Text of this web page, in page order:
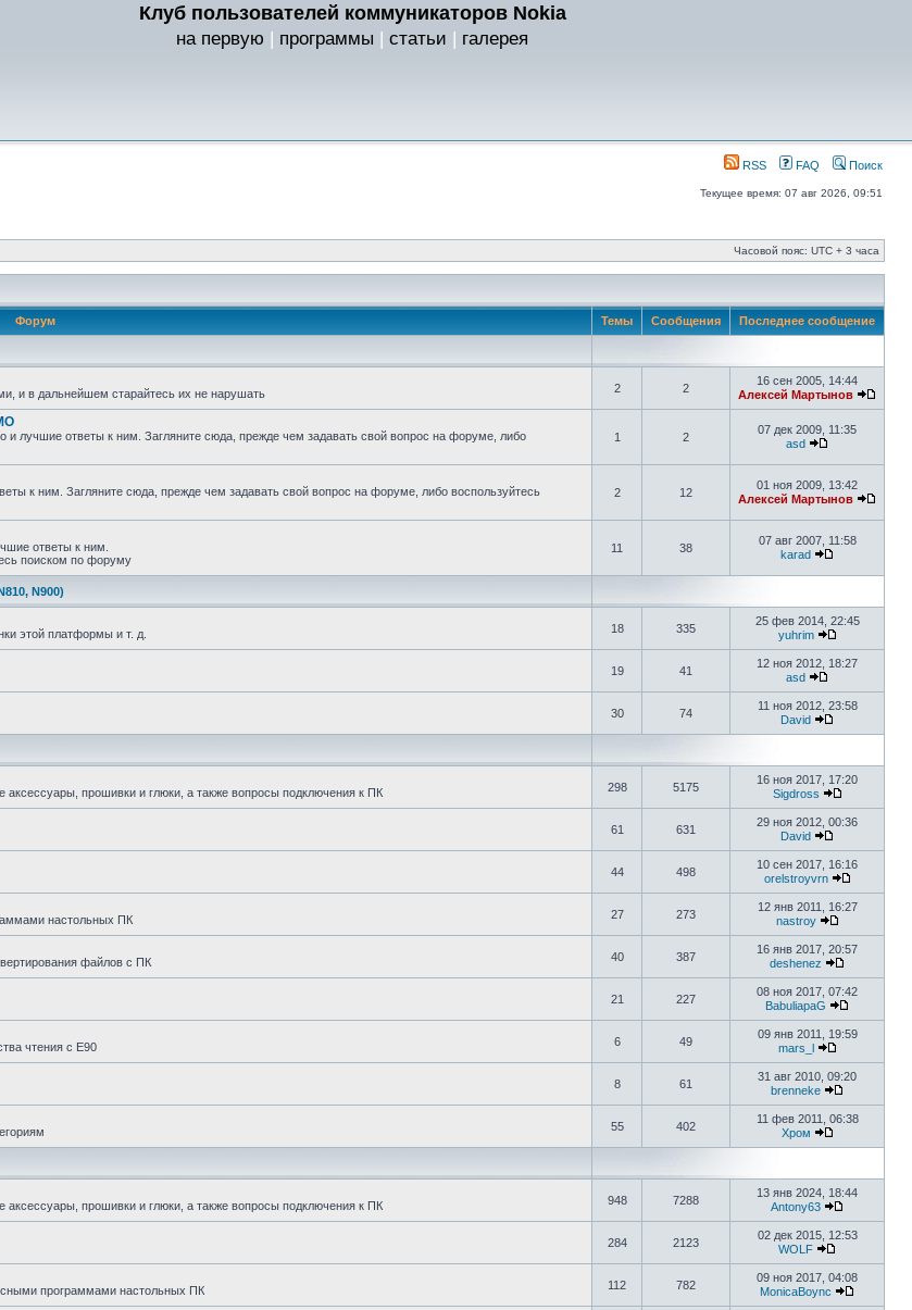
Клуб пользователей коммуникаторов Nokia
на первую | программы | статьи | галерея
RSS FAQ Поиск
Текущее время: 07 авг 2026, 09:51
Часовой пояс: UTC + 3 часа
Форум Темы Сообщения Последнее сообщение
и в дальнейшем старайтесь их не нарушать 2 2
16 сен 2005, 14:44
Алексей Мартынов
лучшие ответы к ним. Загляните сюда, прежде чем задавать свой вопрос на форуме, либо
1 2
07 дек 2009, 11:35
asd
к ним. Загляните сюда, прежде чем задавать свой вопрос на форуме, либо воспользуйтесь
2 12
01 ноя 2009, 13:42
Алексей Мартынов
ответы к ним.
поиском по форуму
11 38
07 авг 2007, 11:58
karad
N900)
этой платформы и т. д. 18 335
25 фев 2014, 22:45
yuhrim
19 41
12 ноя 2012, 18:27
asd
30 74
11 ноя 2012, 23:58
David
прошивки и глюки, а также вопросы подключения к ПК 298 5175
16 ноя 2017, 17:20
Sigdross
61 631
29 ноя 2012, 00:36
David
44 498
10 сен 2017, 16:16
orelstroyvrn
настольных ПК 27 273
12 янв 2011, 16:27
nastroy
файлов с ПК 40 387
16 янв 2017, 20:57
deshenez
21 227
08 ноя 2017, 07:42
BabuliapaG
чтения с E90 6 49
09 янв 2011, 19:59
mars_l
8 61
31 авг 2010, 09:20
brenneke
55 402
11 фев 2011, 06:38
Хром
прошивки и глюки, а также вопросы подключения к ПК 948 7288
13 янв 2024, 18:44
Antony63
284 2123
02 дек 2015, 12:53
WOLF
программами настольных ПК 112 782
09 ноя 2017, 04:08
MonicaBoync